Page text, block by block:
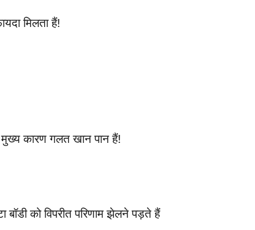
मिलता हैं!
कारण गलत खान पान हैं!
बॉडी को विपरीत परिणाम झेलने पड़ते हैं